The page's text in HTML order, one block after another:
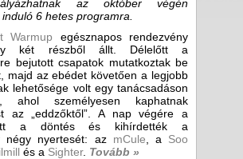
az október végén
6 hetes programra.
Warmup egésznapos rendezvény
két részből állt. Délelőtt a
bejutott csapatok mutatkoztak be
majd az ebédet követően a legjobb
lehetősége volt egy tanácsadáson
ahol személyesen kaphatnak
az „eddzőktől”. A nap végére a
a döntés és kihírdették a
négy nyertesét: az mCule , a Soo
és a Sighter. Tovább »